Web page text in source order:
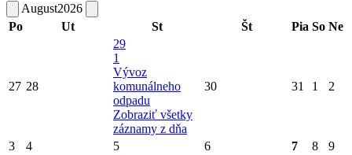
August2026
Po
Ut St Št Pia So Ne
27 28
29
1
Vývoz
komunálneho
odpadu
Zobraziť všetky
záznamy z dňa
30 31 1 2
3 4 5 6 7 8 9